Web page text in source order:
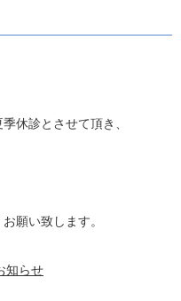
休診とさせて頂き、
願い致します。
知らせ